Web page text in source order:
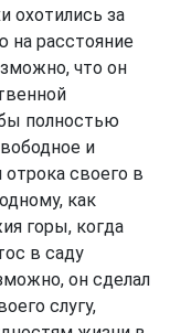
охотились за
на расстояние
что он
полностью
и
своего в
как
горы, когда
в саду
он сделал
слугу,